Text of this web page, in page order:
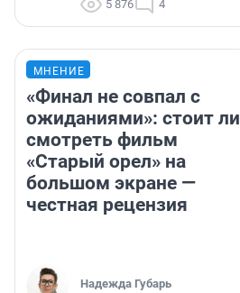
5 876 4
МНЕНИЕ
«Финал не совпал с
ожиданиями»: стоит ли
смотреть фильм
«Старый орел» на
большом экране —
честная рецензия
Надежда Губарь